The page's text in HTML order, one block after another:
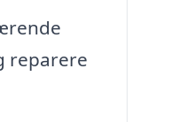
reparere